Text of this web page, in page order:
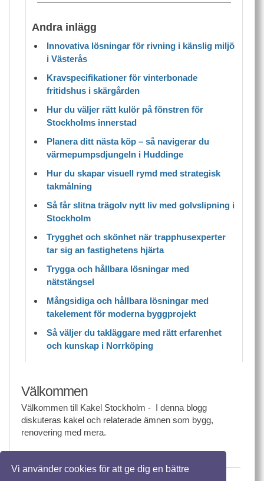
Vi använder cookies för att ge dig en bättre
Andra inlägg
Innovativa lösningar för rivning i känslig miljö
i Västerås
Kravspecifikationer för vinterbonade
fritidshus i skärgården
Hur du väljer rätt kulör på fönstren för
Stockholms innerstad
Planera ditt nästa köp – så navigerar du
värmepumpsdjungeln i Huddinge
Hur du skapar visuell rymd med strategisk
takmålning
Så får slitna trägolv nytt liv med golvslipning i
Stockholm
Trygghet och skönhet när trapphusexperter
tar sig an fastighetens hjärta
Trygga och hållbara lösningar med
nätstängsel
Mångsidiga och hållbara lösningar med
takelement för moderna byggprojekt
Så väljer du takläggare med rätt erfarenhet
och kunskap i Norrköping
Välkommen
Välkommen till Kakel Stockholm - I denna blogg
diskuteras kakel och relaterade ämnen som bygg,
renovering med mera.